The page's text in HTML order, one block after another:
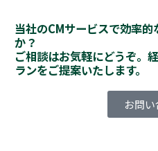
当社のCMサービスで効率
か？
ご相談はお気軽にどうぞ。
ランをご提案いたします。
お問